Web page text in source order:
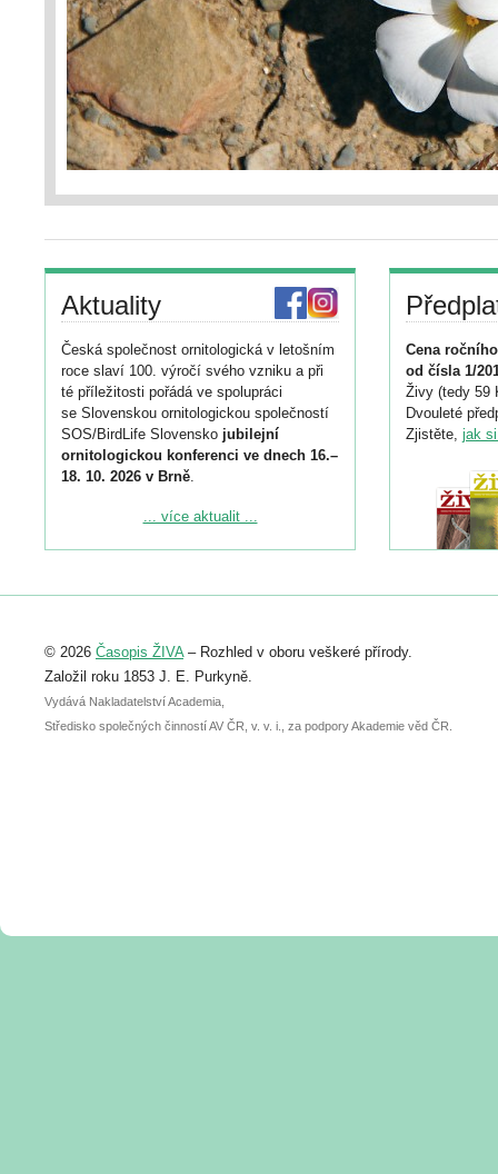
Aktuality
Česká společnost ornitologická v letošním
roce slaví 100. výročí svého vzniku a při
té příležitosti pořádá ve spolupráci
se Slovenskou ornitologickou společností
SOS/BirdLife Slovensko jubilejní
ornitologickou konferenci ve dnech 16.–
18. 10. 2026 v Brně.
Podrobnější informace ke konferenci
Registrovat se můžete do 6. září.
abstraktu přihlášené přednášky nebo
posteru je už 30. června.
... více aktualit ...
Cena
od čísla 1/
Živy (tedy 59
Dvouleté
Zjistěte, jak
© 2026 Časopis ŽIVA– Rozhled v oboru veškeré přírody.
Založil roku 1853 J. E. Purkyně.
Vydává Nakladatelství Academia,
Středisko společných činností AV ČR, v. v. i., za podpory Akademie věd ČR.